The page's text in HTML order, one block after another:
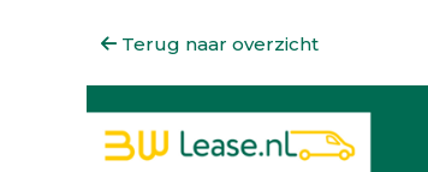
Terug naar overzicht